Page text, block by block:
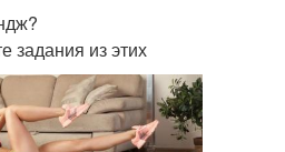
задания из этих